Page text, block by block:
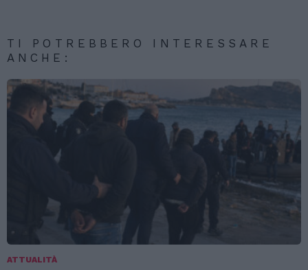
TI POTREBBERO INTERESSARE
ANCHE:
ATTUALITÀ